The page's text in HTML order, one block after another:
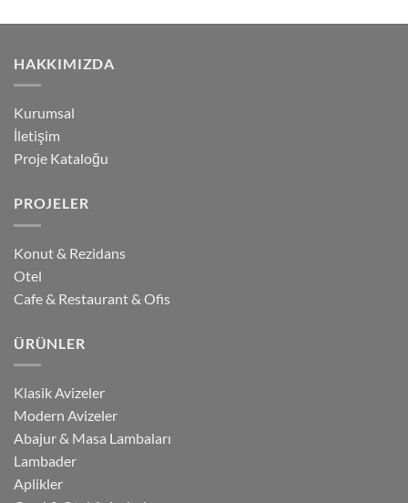
HAKKIMIZDA
Kurumsal
İletişim
Proje Kataloğu
PROJELER
Konut & Rezidans
Otel
Cafe & Restaurant & Ofis
ÜRÜNLER
Klasik Avizeler
Modern Avizeler
Abajur & Masa Lambaları
Lambader
Aplikler